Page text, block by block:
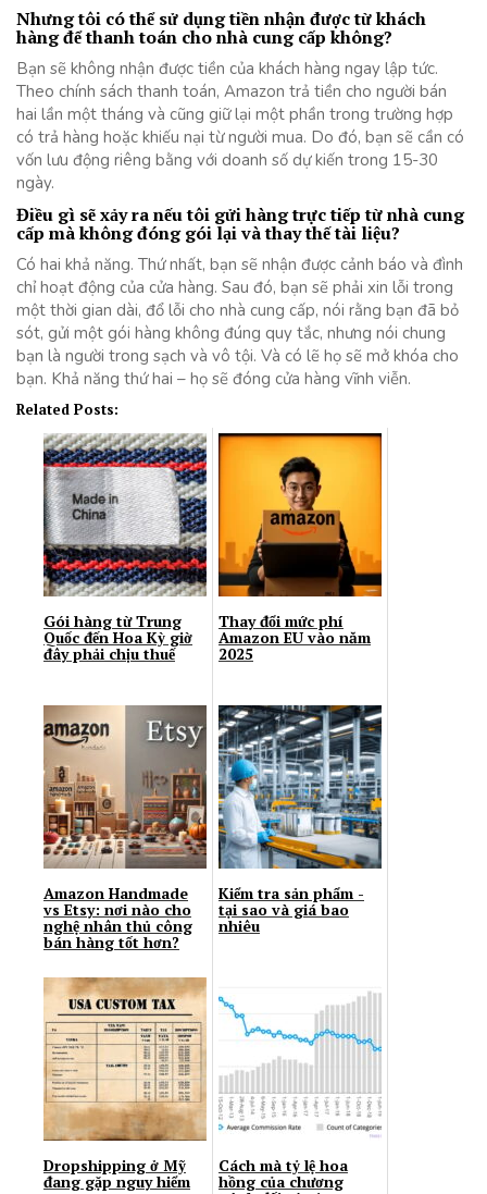
Nhưng tôi có thể sử dụng tiền nhận được từ khách
hàng để thanh toán cho nhà cung cấp không?
Bạn sẽ không nhận được tiền của khách hàng ngay lập tức.
Theo chính sách thanh toán, Amazon trả tiền cho người bán
hai lần một tháng và cũng giữ lại một phần trong trường hợp
có trả hàng hoặc khiếu nại từ người mua. Do đó, bạn sẽ cần có
vốn lưu động riêng bằng với doanh số dự kiến trong 15-30
ngày.
Điều gì sẽ xảy ra nếu tôi gửi hàng trực tiếp từ nhà cung
cấp mà không đóng gói lại và thay thế tài liệu?
Có hai khả năng. Thứ nhất, bạn sẽ nhận được cảnh báo và đình
chỉ hoạt động của cửa hàng. Sau đó, bạn sẽ phải xin lỗi trong
một thời gian dài, đổ lỗi cho nhà cung cấp, nói rằng bạn đã bỏ
sót, gửi một gói hàng không đúng quy tắc, nhưng nói chung
bạn là người trong sạch và vô tội. Và có lẽ họ sẽ mở khóa cho
bạn. Khả năng thứ hai – họ sẽ đóng cửa hàng vĩnh viễn.
Related Posts:
Gói hàng từ Trung
Quốc đến Hoa Kỳ giờ
đây phải chịu thuế
Thay đổi mức phí
Amazon EU vào năm
2025
Amazon Handmade
vs Etsy: nơi nào cho
nghệ nhân thủ công
bán hàng tốt hơn?
Kiểm tra sản phẩm -
tại sao và giá bao
nhiêu
Dropshipping ở Mỹ
đang gặp nguy hiểm
Cách mà tỷ lệ hoa
hồng của chương